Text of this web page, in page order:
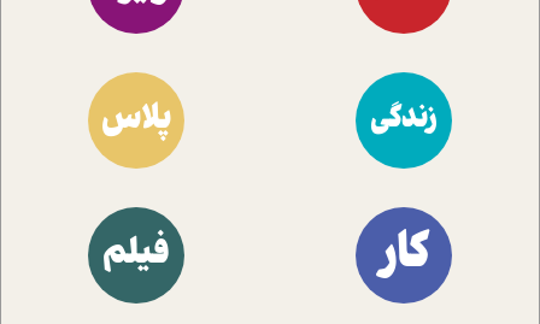
زندگی پلاس
کار فیلم